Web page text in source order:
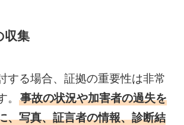
収集
する場合、証拠の重要性は非常
。 事故の状況や加害者の過失を
、写真、証言者の情報、診断結